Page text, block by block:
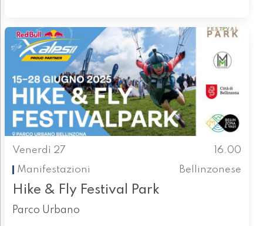
Venerdì 27
16.00
Manifestazioni
Bellinzonese
Hike & Fly Festival Park
Parco Urbano